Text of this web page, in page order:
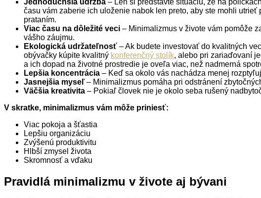
Jednoduchšia údržba – Len si predstavte situáciu, že na
času vám zaberie ich uloženie nabok len preto, aby ste mohli
prataním.
Viac času na dôležité veci – Minimalizmus v živote vám pomôže
vášho záujmu.
Ekologická udržateľnosť – Ak budete investovať do kvalitných
obývačky kúpite kvalitný konferenčný stolík, alebo pri zariaďovaní
a ich dopad na životné prostredie je oveľa viac, než nadmerná
Lepšia koncentrácia – Keď sa okolo vás nachádza menej
Jasnejšia myseľ– Minimalizmus pomáha pri odstránení
Väčšia kreativita – Pokiaľ človek nie je okolo seba rušený
V skratke, minimalizmus vám môže priniesť:
Viac pokoja a šťastia
Lepšiu organizáciu
Zvýšenú produktivitu
Hlbší zmysel života
Skromnosť a vďaku
Pravidlá minimalizmu v živote aj bývani